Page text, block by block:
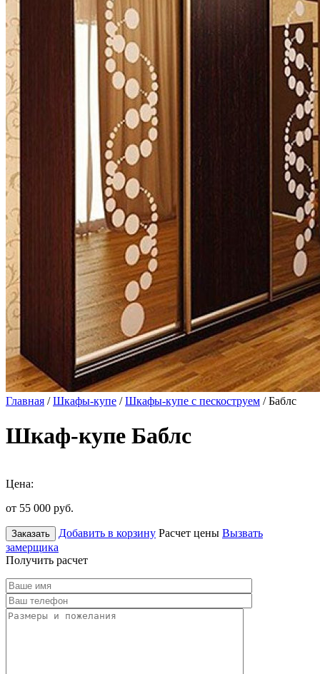
Главная /Шкафы-купе /Шкафы-купе с пескоструем / Баблс
Шкаф-купе Баблс
Цена:
от 55 000 руб.
Заказать Добавить в корзину Расчет цены Вызвать
замерщика
Получить расчет